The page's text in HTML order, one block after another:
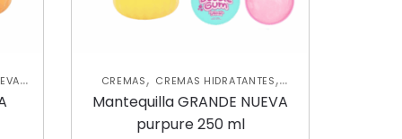
CREMAS, CREMAS HIDRATANTES,
HIDRATANTES CORPORALES ,NUEVA
COLECCIÓN ,
Mantequilla GRANDE NUEVA
purpure 250 ml